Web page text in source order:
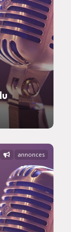
annonces